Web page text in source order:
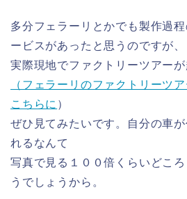
多分フェラーリとかでも製作過
ービスがあったと思うのですが、
実際現地でファクトリーツアー
（フェラーリのファクトリーツ
こちらに ）
ぜひ見てみたいです。自分の車
れるなんて
写真で見る１００倍くらいどこ
うでしょうから。